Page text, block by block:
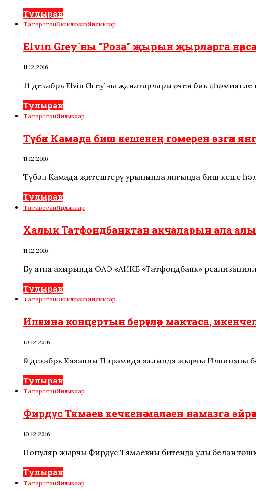
Тулырак
ТатарстанЭксклюзивЯңалыклар
Elvin Grey`ны “Роза” җырын җырларга нәрсә
11.12.2016
11 декабрь Elvin Grey`ның җанатарлары өчен бик
Тулырак
ТатарстанЯңалыклар
Түбән Камада биш кешенең гомерен өзгән
11.12.2016
Түбән Камада җитештерү урынында янгында биш кеше
Тулырак
ТатарстанЯңалыклар
Халык Татфондбанктан акчаларын ала
11.12.2016
Бу атна ахырында ОАО «АИКБ «Татфондбанк»
Тулырак
ТатарстанЭксклюзивЯңалыклар
Илвина концертын берәүләр мактаса,
10.12.2016
9 декабрь Казанның Пирамида залында җырчы
Тулырак
ТатарстанЯңалыклар
Фирдүс Тямаев кечкенә малаен намазга
10.12.2016
Популяр җырчы Фирдүс Тямаевның битендә улы белән
Тулырак
ТатарстанЯңалыклар